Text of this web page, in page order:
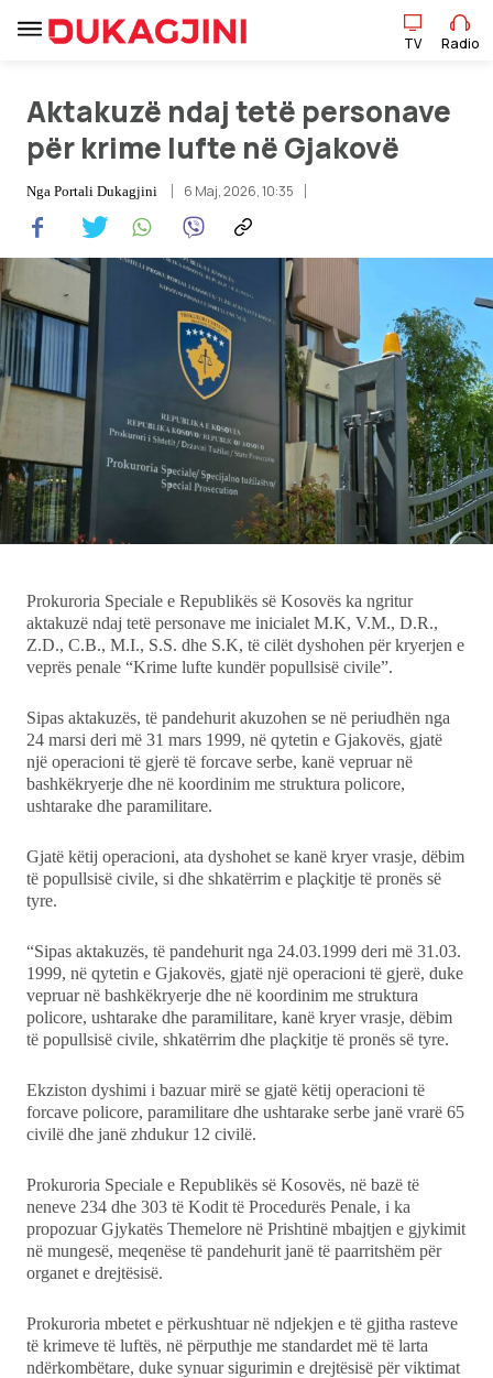
TV Radio
Lajme
Pikëpamje
Art Jete
Kulturë
Showbiz
Ekonomi
Udhëtime
TV Radio
Aktakuzë ndaj tetë personave
për krime lufte në Gjakovë
Nga Portali Dukagjini 6 Maj, 2026, 10:35
Prokuroria Speciale e Republikës së Kosovës ka ngritur
aktakuzë ndaj tetë personave me inicialet M.K, V.M., D.R.,
Z.D., C.B., M.I., S.S. dhe S.K, të cilët dyshohen për kryerjen e
veprës penale “Krime lufte kundër popullsisë civile”.
Sipas aktakuzës, të pandehurit akuzohen se në periudhën nga
24 marsi deri më 31 mars 1999, në qytetin e Gjakovës, gjatë
një operacioni të gjerë të forcave serbe, kanë vepruar në
bashkëkryerje dhe në koordinim me struktura policore,
ushtarake dhe paramilitare.
Gjatë këtij operacioni, ata dyshohet se kanë kryer vrasje, dëbim
të popullsisë civile, si dhe shkatërrim e plaçkitje të pronës së
tyre.
“Sipas aktakuzës, të pandehurit nga 24.03.1999 deri më 31.03.
1999, në qytetin e Gjakovës, gjatë një operacioni të gjerë, duke
vepruar në bashkëkryerje dhe në koordinim me struktura
policore, ushtarake dhe paramilitare, kanë kryer vrasje, dëbim
të popullsisë civile, shkatërrim dhe plaçkitje të pronës së tyre.
Ekziston dyshimi i bazuar mirë se gjatë këtij operacioni të
forcave policore, paramilitare dhe ushtarake serbe janë vrarë 65
civilë dhe janë zhdukur 12 civilë.
Prokuroria Speciale e Republikës së Kosovës, në bazë të
neneve 234 dhe 303 të Kodit të Procedurës Penale, i ka
propozuar Gjykatës Themelore në Prishtinë mbajtjen e gjykimit
në mungesë, meqenëse të pandehurit janë të paarritshëm për
organet e drejtësisë.
Prokuroria mbetet e përkushtuar në ndjekjen e të gjitha rasteve
të krimeve të luftës, në përputhje me standardet më të larta
ndërkombëtare, duke synuar sigurimin e drejtësisë për viktimat